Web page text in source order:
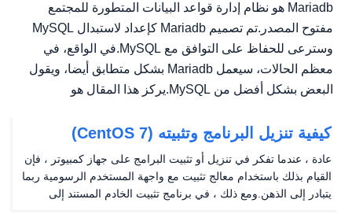
Mariadb هو نظام إدارة قواعد البيانات المتطورة للمجتمع
مفتوح المصدر.تم تصميم Mariadb كإعداد لاستبدال MySQL
وسترعى للحفاظ على التوافق مع MySQL.في الواقع، في
معظم الحالات، سيعمل Mariadb بشكل متطابق أيضا، ويقول
البعض بشكل أفضل من MySQL.يركز هذا المقال هو
كيفية تنزيل البرنامج وتثبيته (CentOS 7)
عادة ، عندما تفكر في تنزيل أو تثبيت البرامج على جهاز كمبيوتر ، فإن
القيام بذلك باستخدام معالج تثبيت مع واجهة المستخدم الرسومية ربما
يتبادر إلى الذهن.ومع ذلك ، في برنامج تثبيت الخادم المستند إلى